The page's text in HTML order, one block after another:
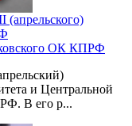
(апрельского)
ОК КПРФ
и Центральной
В его р...